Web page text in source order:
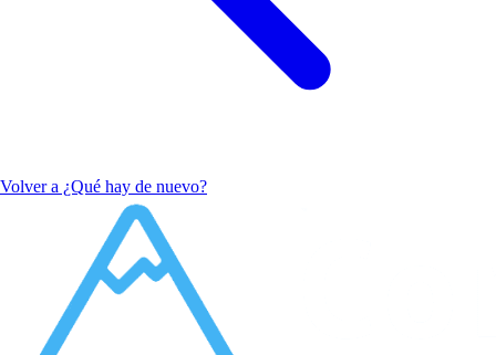
Volver a ¿Qué hay de nuevo?